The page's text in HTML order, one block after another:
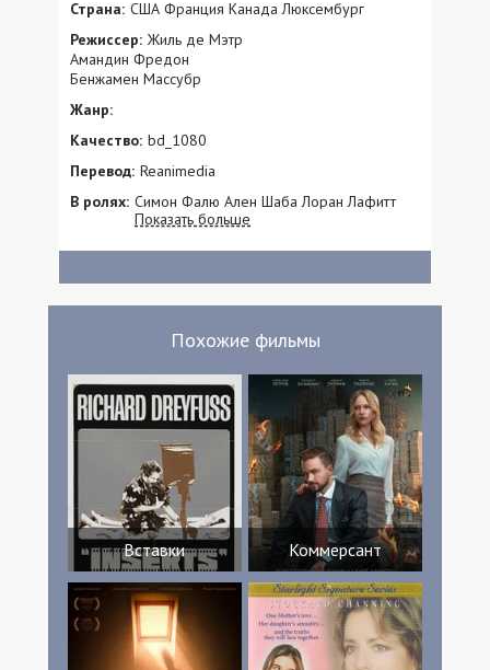
Страна: США Франция Канада Люксембург
Режиссер: Жиль де Мэтр
Амандин Фредон
Бенжамен Массубр
Жанр:
Качество: bd_1080
Перевод: Reanimedia
В ролях: Симон Фалю Ален Шаба Лоран Лафитт
Марк Арно Альбан Омар Элиза Бардо
Орельен де Бранш Клер Дюма Серж
Бенжамен Массубр César Massoubre Paul
Тирмон Greg Vincent Mila Vincent Johan
Dru Samuel Dru Léonard Tourneux Roméo
Tourneux Кортни Шоу Калеб Пэддок Лео
Уиггинс
Показать больше
Похожие фильмы
Вставки Коммерсант